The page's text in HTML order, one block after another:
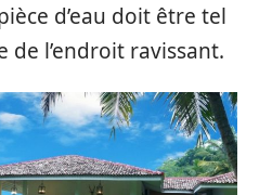
d’eau doit être tel
de l’endroit ravissant.